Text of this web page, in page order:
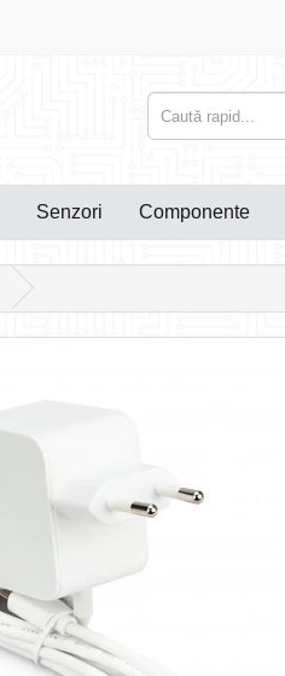
Senzori Componente